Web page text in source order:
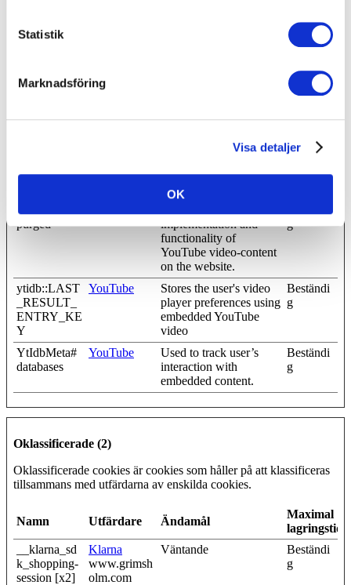
Statistik
Marknadsföring
Visa detaljer
OK
TESTCOO
1 dag
VISITOR_I
YouTube
YouTube videos.
180
dagar
Registers a unique ID to
videos from YouTube
the user has seen.
Session
yt-icons-last-
purged
implementation and
functionality of
YouTube video-content
on the website.
g
ytidb::LAST
_RESULT_
ENTRY_KE
Y
YouTube
Stores the user's video
player preferences using
embedded YouTube
video
Beständi
g
YtIdbMeta#
databases
YouTube
Used to track user’s
interaction with
embedded content.
Beständi
g
Oklassificerade (2)
Oklassificerade cookies är cookies som håller på att klassificeras
tillsammans med utfärdarna av enskilda cookies.
Namn Utfärdare Ändamål
Maximal
lagringstid
__klarna_sd
k_shopping-
session [x2]
Klarna
www.grimsh
olm.com
Väntande
Beständi
g